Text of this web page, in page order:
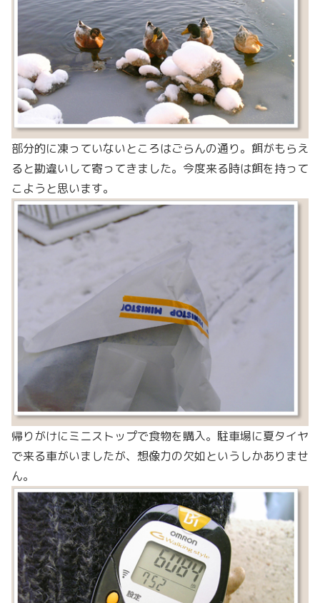
部分的に凍っていないところはごらんの通り。餌がもらえ
ると勘違いして寄ってきました。今度来る時は餌を持って
こようと思います。
帰りがけにミニストップで食物を購入。駐車場に夏タイヤ
で来る車がいましたが、想像力の欠如というしかありませ
ん。